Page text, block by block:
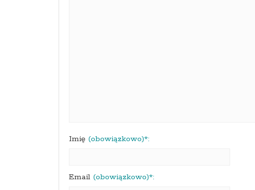
Imię (obowiązkowo)*:
Email (obowiązkowo)*: